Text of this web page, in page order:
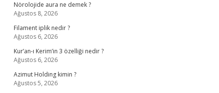
Nörolojide aura ne demek ?
Ağustos 8, 2026
Filament iplik nedir ?
Ağustos 6, 2026
Kur’an-ı Kerim’in 3 özelliği nedir ?
Ağustos 6, 2026
Azimut Holding kimin ?
Ağustos 5, 2026